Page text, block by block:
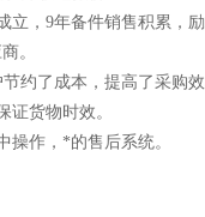
立，9年备件销售积累，
。
约了成本，提高了采购效
证货物时效。
操作，*的售后系统。